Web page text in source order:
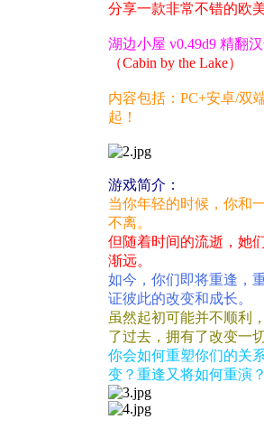
分享一款非常不错的欧
湖边小屋 v0.49d9 精翻
（Cabin by the Lake）
内容包括：PC+安卓/双
起！
游戏简介：
当你年轻的时候，你和
不离。
但随着时间的流逝，她
渐远。
如今，你们即将重逢，
证彼此的改变和成长。
虽然起初可能并不顺利
了过去，拥有了改变一
你会如何重塑你们的关
变？重逢又将如何重演？